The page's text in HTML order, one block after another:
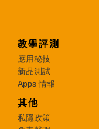
教學評測
應用秘技
新品測試
Apps 情報
其他
私隱政策